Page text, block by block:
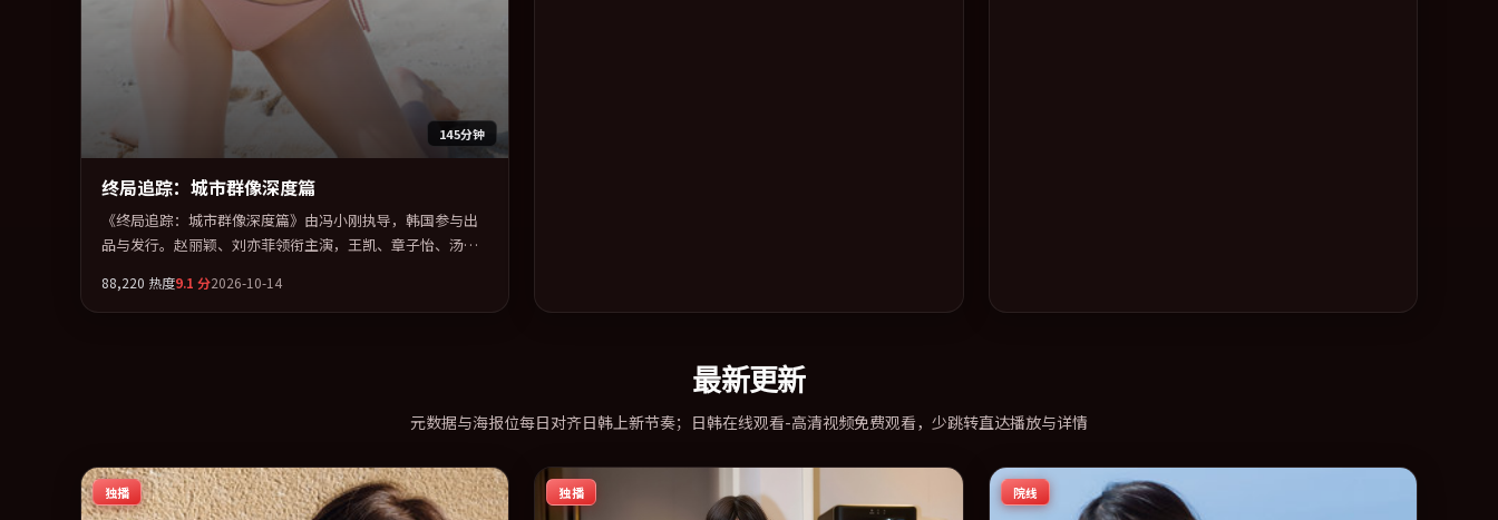
145分钟
终局追踪：城市群像深度篇
《终局追踪：城市群像深度篇》由冯小刚执导，韩国参与出
品与发行。赵丽颖、刘亦菲领衔主演，王凯、章子怡、汤唯
全片以「奇幻」类型为骨架，在叙事、表演与视听上力求统
一。定于 2026-09-03 在内地院线及主流平台同步亮相，2026
88,220 热度9.1 分2026-10-14
最新更新
元数据与海报位每日对齐日韩上新节奏；日韩在线观看-高清视频免费观看，少跳转直达播放与详情
独播 独播 院线